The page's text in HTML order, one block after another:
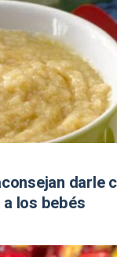
darle
los bebés